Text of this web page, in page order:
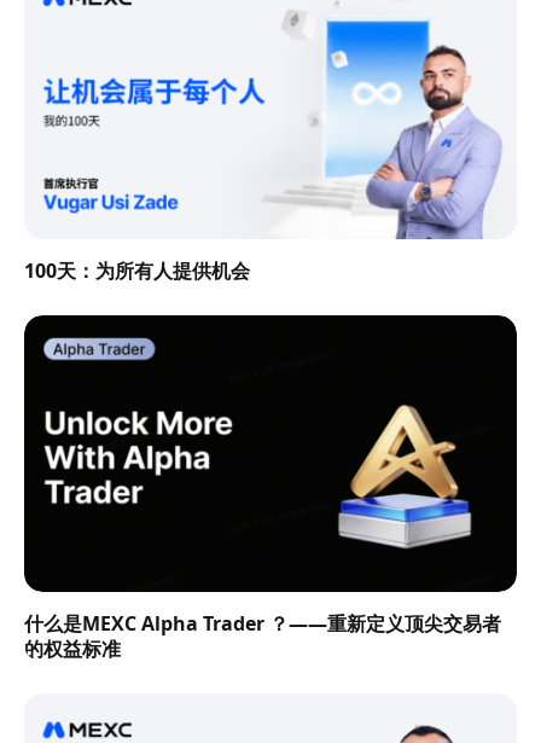
100天：为所有人提供机会
什么是MEXC Alpha Trader ？——重新定义顶尖交易者
的权益标准